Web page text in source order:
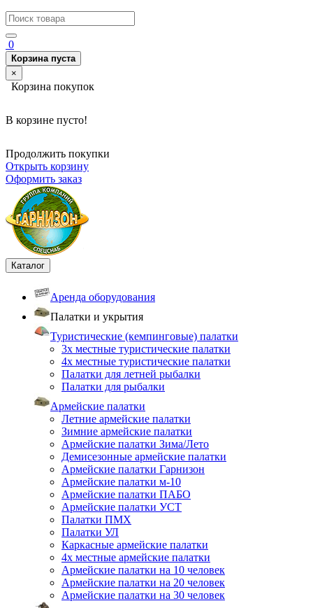
0
Корзина пуста
×
Корзина покупок
В корзине пусто!
Продолжить покупки
Открыть корзину
Оформить заказ
Каталог
Аренда оборудования
Палатки и укрытия
Туристические (кемпинговые) палатки
3х местные туристические палатки
4х местные туристические палатки
Палатки для летней рыбалки
Палатки для рыбалки
Армейские палатки
Летние армейские палатки
Зимние армейские палатки
Армейские палатки Зима/Лето
Демисезонные армейские палатки
Армейские палатки Гарнизон
Армейские палатки м-10
Армейские палатки ПАБО
Армейские палатки УСТ
Палатки ПМХ
Палатки УЛ
Каркасные армейские палатки
4х местные армейские палатки
Армейские палатки на 10 человек
Армейские палатки на 20 человек
Армейские палатки на 30 человек